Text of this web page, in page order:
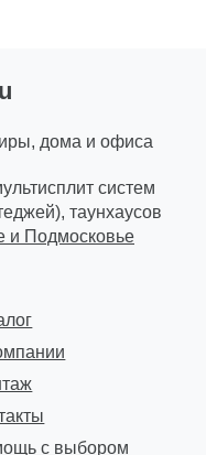
дома и офиса
систем
таунхаусов
и Подмосковье
с выбором